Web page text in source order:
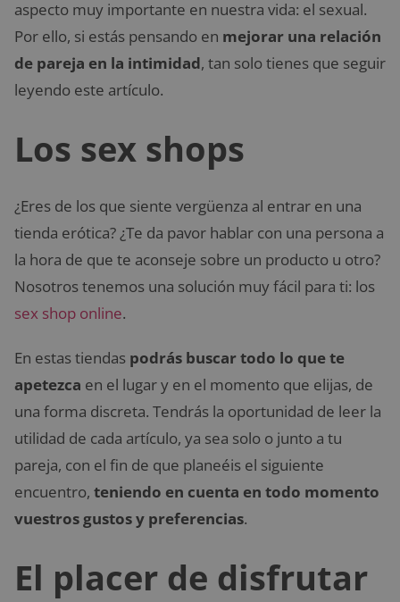
aspecto muy importante en nuestra vida: el sexual.
Por ello, si estás pensando en mejorar una relación
de pareja en la intimidad, tan solo tienes que seguir
leyendo este artículo.
Los sex shops
¿Eres de los que siente vergüenza al entrar en una
tienda erótica? ¿Te da pavor hablar con una persona a
la hora de que te aconseje sobre un producto u otro?
Nosotros tenemos una solución muy fácil para ti: los
sex shop online.
En estas tiendas podrás buscar todo lo que te
apetezca en el lugar y en el momento que elijas, de
una forma discreta. Tendrás la oportunidad de leer la
utilidad de cada artículo, ya sea solo o junto a tu
pareja, con el fin de que planeéis el siguiente
encuentro, teniendo en cuenta en todo momento
vuestros gustos y preferencias.
El placer de disfrutar